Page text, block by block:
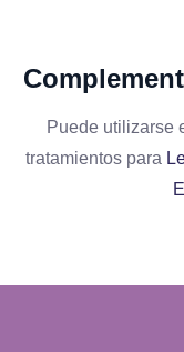
Puede utilizarse
tratamientos para